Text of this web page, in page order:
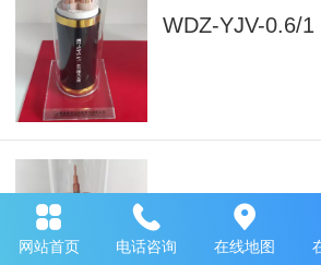
WDZ-YJV-0.6/
WDZN-
网站首页 电话咨询 在线地图